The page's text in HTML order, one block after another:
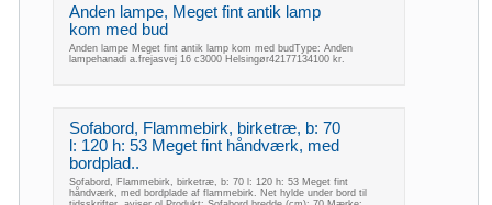
Anden lampe, Meget fint antik lamp
kom med bud
Anden lampe Meget fint antik lamp kom med budType: Anden
lampehanadi a.frejasvej 16 c3000 Helsingør42177134100 kr.
Sofabord, Flammebirk, birketræ, b: 70
l: 120 h: 53 Meget fint håndværk, med
bordplad..
Sofabord, Flammebirk, birketræ, b: 70 l: 120 h: 53 Meget fint
håndværk, med bordplade af flammebirk. Net hylde under bord til